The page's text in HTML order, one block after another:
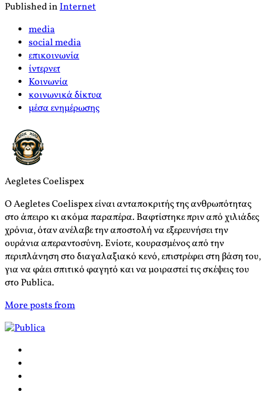
Published inInternet
media
social media
επικοινωνία
ίντερνετ
Κοινωνία
κοινωνικά δίκτυα
μέσα ενημέρωσης
Aegletes Coelispex
Ο Aegletes Coelispex είναι ανταποκριτής της ανθρωπότητας
στο άπειρο κι ακόμα παραπέρα. Βαφτίστηκε πριν από χιλιάδες
χρόνια, όταν ανέλαβε την αποστολή να εξερευνήσει την
ουράνια απεραντοσύνη. Ενίοτε, κουρασμένος από την
περιπλάνηση στο διαγαλαξιακό κενό, επιστρέφει στη βάση του,
για να φάει σπιτικό φαγητό και να μοιραστεί τις σκέψεις του
στο Publica.
More posts from